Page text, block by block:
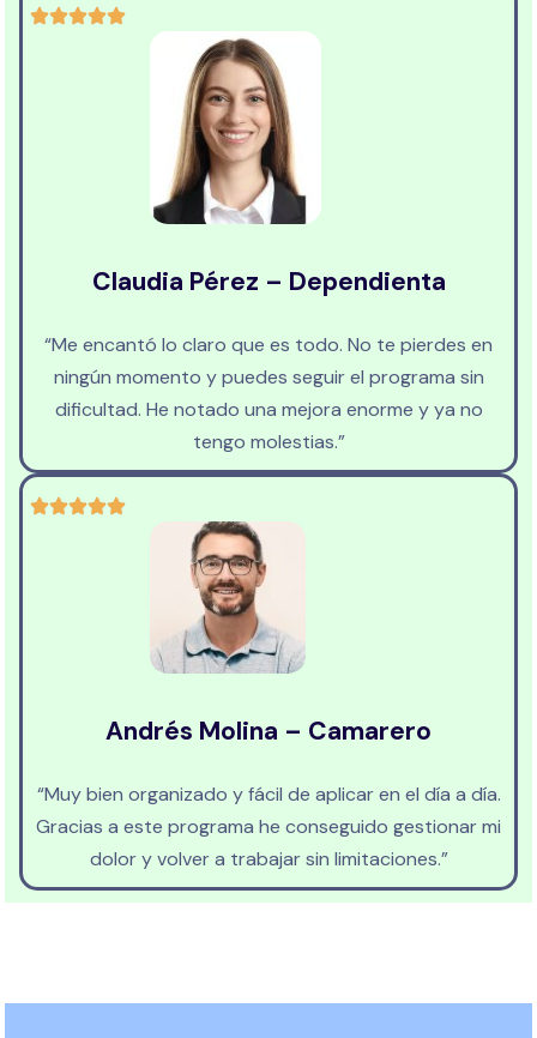
Claudia Pérez – Dependienta
“Me encantó lo claro que es todo. No te pierdes en
ningún momento y puedes seguir el programa sin
dificultad. He notado una mejora enorme y ya no
tengo molestias.”
Andrés Molina – Camarero
“Muy bien organizado y fácil de aplicar en el día a día.
Gracias a este programa he conseguido gestionar mi
dolor y volver a trabajar sin limitaciones.”